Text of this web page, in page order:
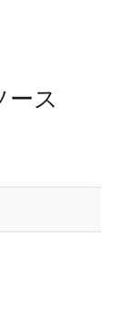
ース